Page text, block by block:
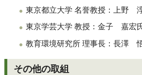
東京都立大学 名誉教授：上野
東京学芸大学 教授：金子 嘉宏
教育環境研究所 理事長：長澤
その他の取組